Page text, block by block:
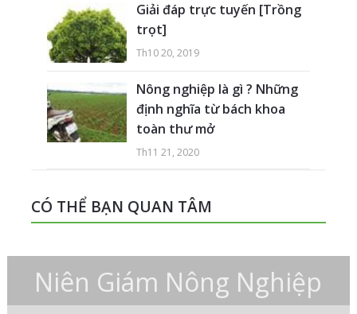
Giải đáp trực tuyến [Trồng
trọt]
Th10 20, 2019
Nông nghiệp là gì ? Những
định nghĩa từ bách khoa
toàn thư mở
Th11 21, 2020
CÓ THỂ BẠN QUAN TÂM
Niên Giám Nông Nghiệp